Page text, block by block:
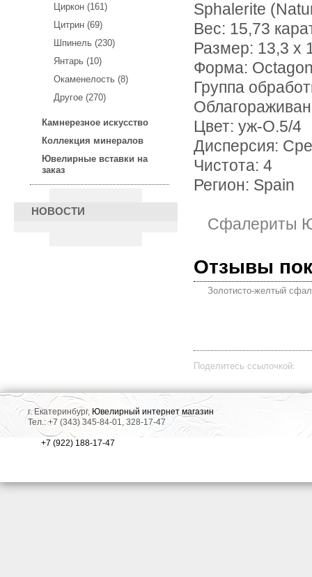
Циркон (161)
Цитрин (69)
Шпинель (230)
Янтарь (10)
Окаменелость (8)
Другое (270)
Камнерезное искусство
Коллекция минералов
Ювелирные вставки на
заказ
НОВОСТИ
Sphalerite
Вес: 15,73
Размер: 13,3 х
Форма:
Группа
Цвет: уж-О.5/4
Дисперсия:
Чистота: 4
Регион: Spain
Сфалериты
Отзывы
Золотисто-желтый
Поделитесь ссылочкой:
г. Екатеринбург, Ювелирный интернет магазин
Тел.: +7 (343) 345-84-01, 328-17-47
+7 (922) 188-17-47